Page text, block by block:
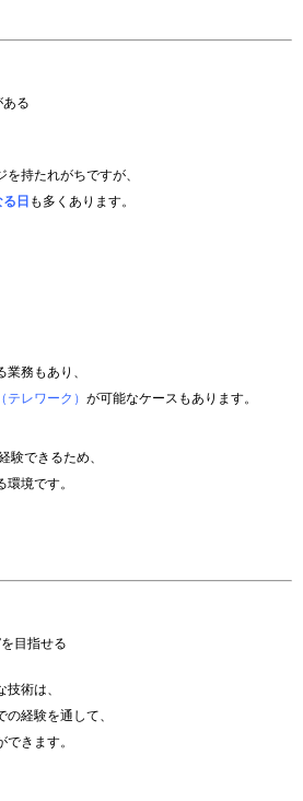
る
を持たれがちですが、
日 も多くあります。
務もあり、
テレワーク） が可能なケースもあります。
験できるため、
境です。
目指せる
術は、
経験を通して、
きます。